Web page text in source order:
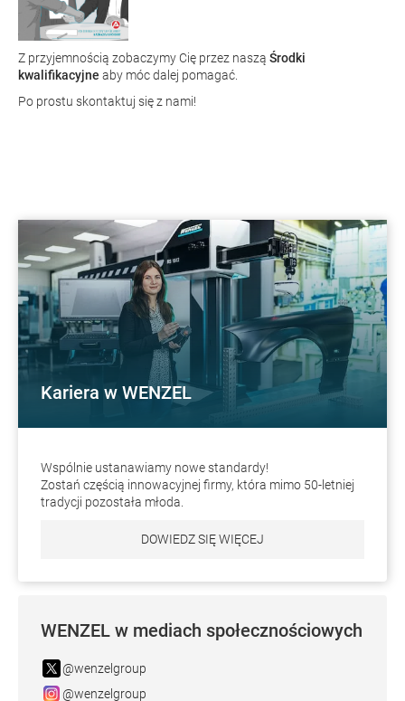
Z przyjemnością zobaczymy Cię przez naszą Środki
kwalifikacyjne aby móc dalej pomagać.
Po prostu skontaktuj się z nami!
Kariera w WENZEL
Wspólnie ustanawiamy nowe standardy!
Zostań częścią innowacyjnej firmy, która mimo 50-letniej
tradycji pozostała młoda.
DOWIEDZ SIĘ WIĘCEJ
WENZEL w mediach społecznościowych
@wenzelgroup
@wenzelgroup